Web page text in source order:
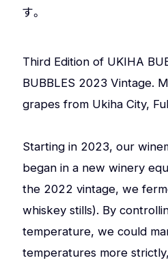
す。
Third Edition of UKIHA
BUBBLES 2023 Vintage.
grapes from Ukiha City,
Starting in 2023, our
began in a new winery
the 2022 vintage, we
whiskey stills). By
temperature, we could
temperatures more